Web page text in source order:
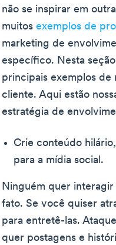
não se inspirar em
muitosexemplos de
marketing de
específico. Nesta
principais exemplos
cliente. Aqui estão
estratégia de
Crie conteúdo
para a mídia social.
Ninguém quer
fato. Se você quiser
para entretê-las.
quer postagens e